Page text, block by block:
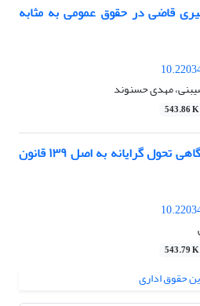
قاضی در حقوق عمومی به مثابه
مهدی حسنوند
543.86 K
داوری در دعاوی دولتی با نگاهی تحول گرایانه به اصل ۱۳۹ قانون
543.79 K